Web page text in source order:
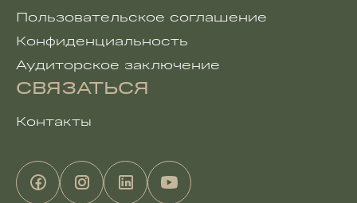
Пользовательское соглашение
Конфиденциальность
Аудиторское заключение
СВЯЗАТЬСЯ
Контакты